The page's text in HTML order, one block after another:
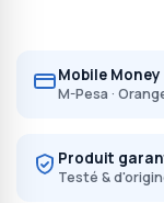
Mobile Money
M-Pesa ·
Produit
Testé &